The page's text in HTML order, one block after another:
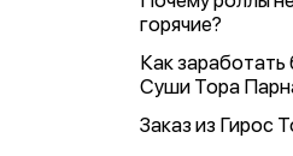
горячие?
Как заработать
Суши Тора
Заказ из Гирос